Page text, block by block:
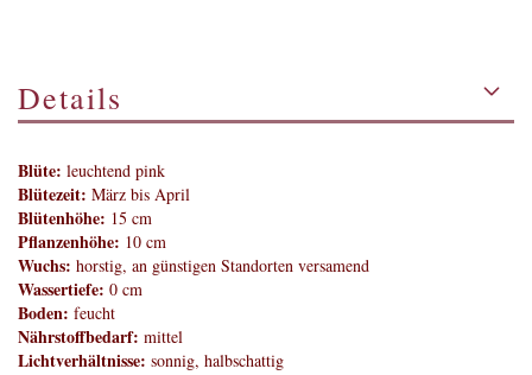
Details
Blüte: leuchtend pink
Blütezeit: März bis April
Blütenhöhe: 15 cm
Pflanzenhöhe: 10 cm
Wuchs: horstig, an günstigen Standorten versamend
Wassertiefe: 0 cm
Boden: feucht
Nährstoffbedarf: mittel
Lichtverhältnisse: sonnig, halbschattig